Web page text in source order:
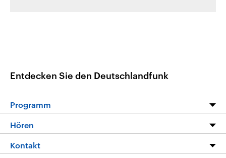
Entdecken Sie den Deutschlandfunk
Programm
Programm
Die Nachrichten
Hören
Livestream
Kontakt